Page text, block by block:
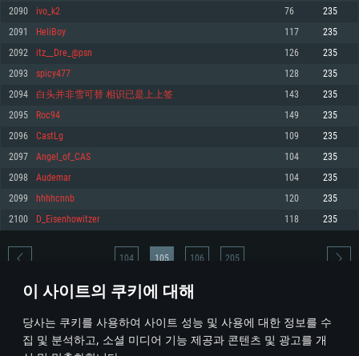
이 사이트의 쿠키에 대해
당사는 쿠키를 사용하여 사이트 성능 및 사용에 대한 정보를 수
집 및 분석하고, 소셜 미디어 기능 제공과 콘텐츠 및 광고를 개
메모리: 4GB
그래픽 카드: DirectX 11 이상을 지원하는 AMD Radeon 77XX / NVIDIA
GeForce GT 660. 최소 사양 해상도: 720p
네트워크: 브로드밴드 인터넷
여유 저장 공간: 22.1 GB (최소 클라이언트)
권장 사양
570 혹은 그 이상
여유 저장 공간: 62.2 GB (전체 클라이언트)
메모리: 6 GB
그래픽 카드: Metal 을 지원하는 Intel Iris Pro 5200 (Mac), 혹은 이와 비슷한 성
능을 가지는 Mac 버전의 AMD/Nvidia. 최소 해상도: 720p
네트워크: 브로드밴드 인터넷
여유 저장 공간: 22.1 GB (최소 클라이언트)
권장 사양
네트워크: 브로드밴드 인터넷
여유 저장 공간: 62.2 GB (전체 클라이언트)
메모리: 4 GB
그래픽 카드: Vulkan 을 지원하고, 최신 그래픽 드라이버를 지원하는 NVIDIA
660 (6개월 미만) 혹은 그와 동급의 성능을 가지며 최신 그래픽 드라이버를 지
원하는 AMD (6개월 미만; 최소사양 지원 해상도 720p)
네트워크: 브로드밴드 인터넷
여유 저장 공간: 22.1 GB (최소 클라이언트)
권장 사양
운영체제: Ubuntu 20.04 64bit
프로세서: Intel Core i7
메모리: 16 GB
그래픽 카드: Vulkan 을 지원하고, 최신 그래픽 드라이버를 지원하는 NVIDIA
1060 (6개월 미만) 혹은 그와 동급의 성능을 가지며 최신 그래픽 드라이버를
지원하는 AMD RX 570 (6개월 미만; 최소사양 지원 해상도 720p) 이상
여유 저장 공간: 62.2 GB (전체 클라이언트)
2090 ivo_k2 76 235
2091 HeliBoy 117 235
2092 itz__Dre_@psn 126 235
2093 spicy477 128 235
2094 白头并非雪可替 相识已是上上签 143 235
2095 Roc94 149 235
2096 CastLg 109 235
2097 Angel_of_CAS 104 235
2098 Audemar 104 235
2099 hhhhcnnb 120 235
2100 D_Eisenhowitzer 118 235
* 순위표는 매일 1회 갱신됩니다
104 105 106 205